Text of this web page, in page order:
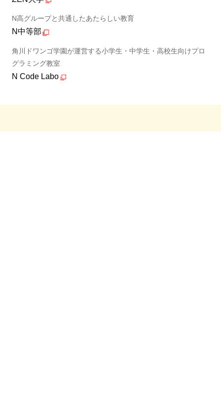
N高グループと共通したあたらしい教育
N中等部
角川ドワンゴ学園が運営する小学生・中学生・高校生向けプロ
グラミング教室
N Code Labo